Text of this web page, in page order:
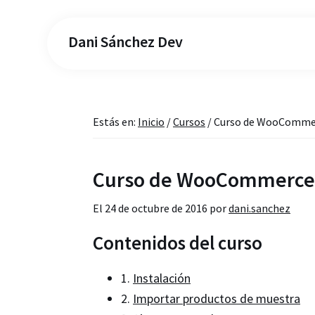
Dani Sánchez Dev
Estás en: Inicio /Cursos /Curso de
Curso de
El 24 de octubre de 2016 pordani.sanchez
Contenidos del curso
1. Instalación
2. Importar productos de muestra